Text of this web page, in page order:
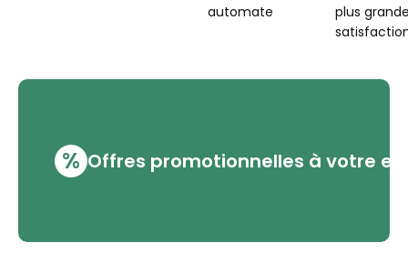
automate
plus
% Offres promotionnelles à votre